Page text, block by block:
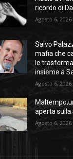
ricordo di
Agosto 6, 2026
Salvo
mafia che
le
insieme a
Agosto 6, 2026
aperta sulla
Agosto 6, 2026